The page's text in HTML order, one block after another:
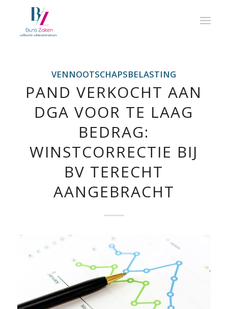
VENNOOTSCHAPSBELASTING
PAND VERKOCHT AAN
DGA VOOR TE LAAG
BEDRAG:
WINSTCORRECTIE BIJ
BV TERECHT
AANGEBRACHT